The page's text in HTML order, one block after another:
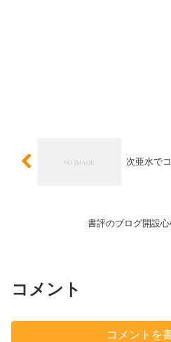
次亜水で
書評のブログ開設心
コメント
コメントを